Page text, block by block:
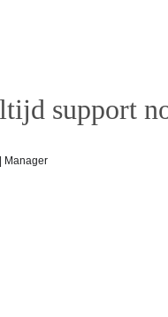
support
Manager